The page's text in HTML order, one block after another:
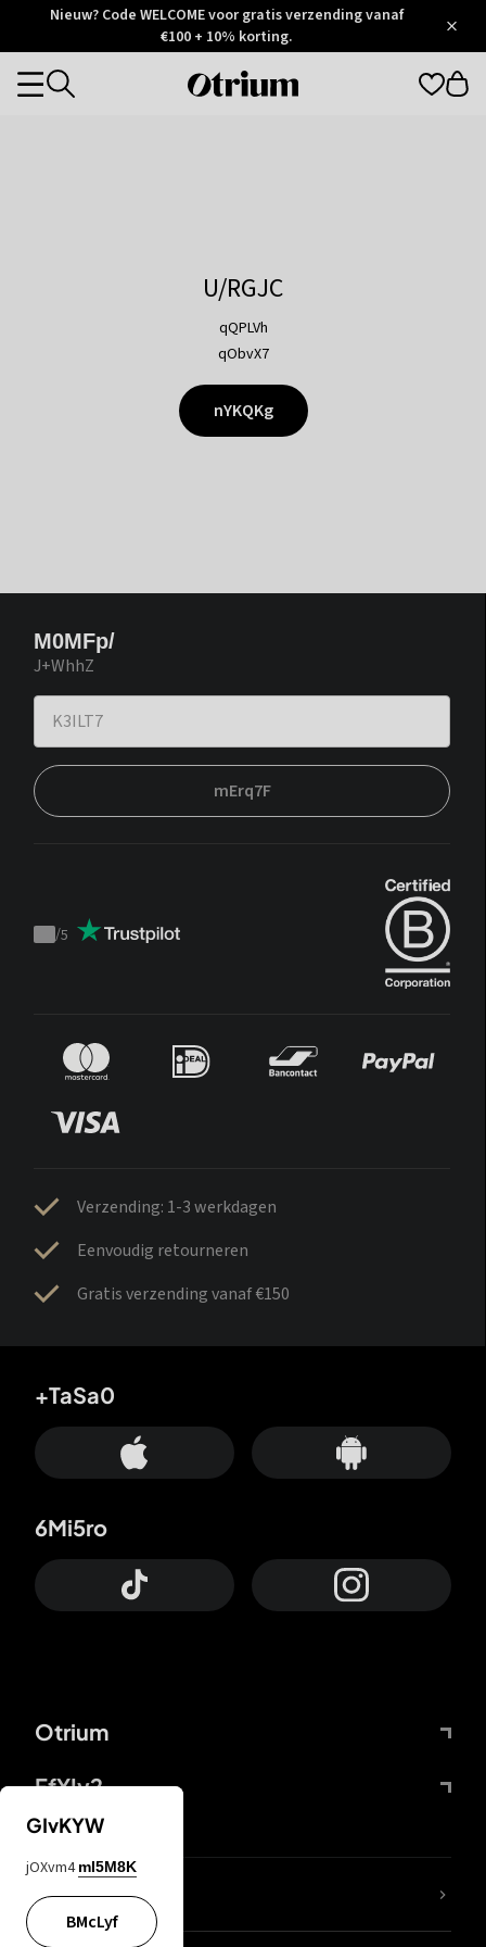
Otrium
Trustpilot
Nieuw? Code WELCOME voor gratis verzending vanaf
€100 + 10% korting.
Otrium
Categories
U/RGJC
qQPLVh
qObvX7
nYKQKg
M0MFp/
J+WhhZ
mErq7F
Trustpilot
/5
Verzending: 1-3 werkdagen
Eenvoudig retourneren
Gratis verzending vanaf €150
Otrium
FfYIy2
+TaSa0
6Mi5ro
KIjvtr
GIvKYW
jOXvm4 mI5M8K
BMcLyf